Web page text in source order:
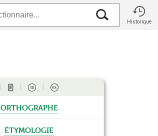
Historique
orthographe
étymologie